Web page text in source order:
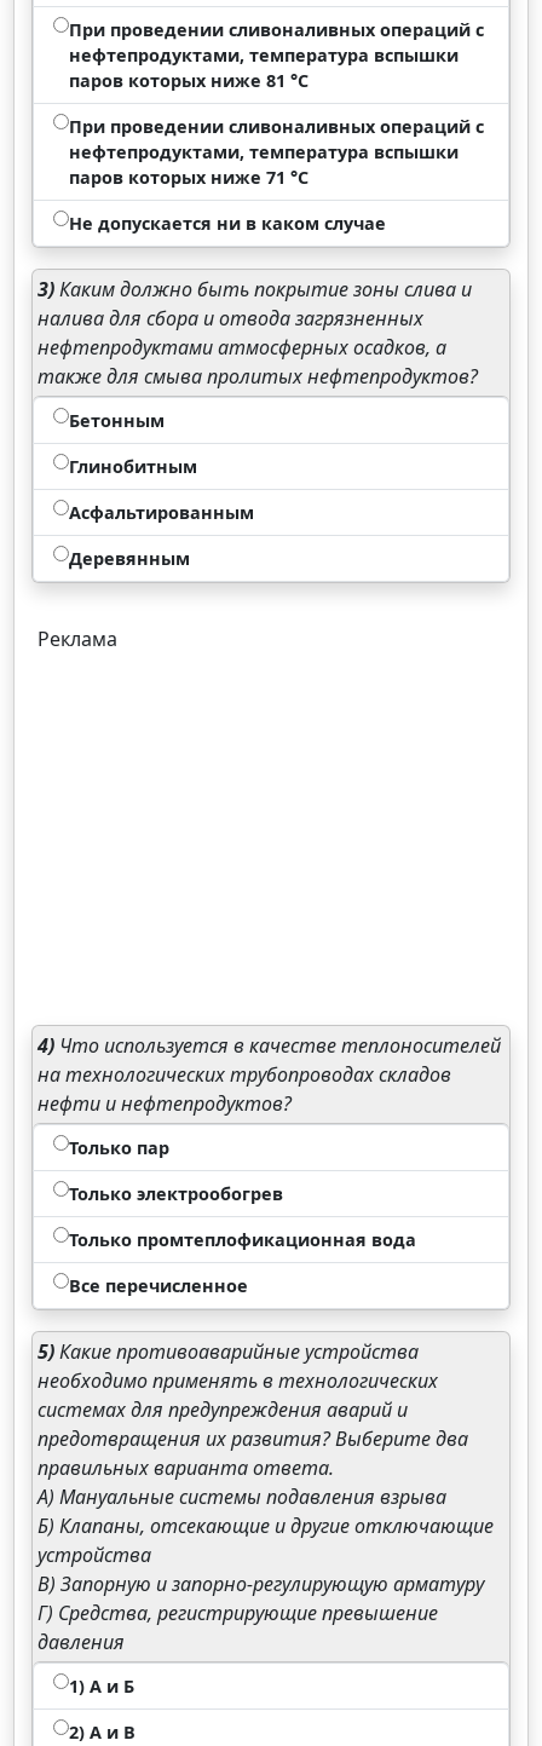
При проведении сливоналивных операций с
нефтепродуктами, температура вспышки
паров которых ниже 81 °C
При проведении сливоналивных операций с
нефтепродуктами, температура вспышки
паров которых ниже 71 °C
Не допускается ни в каком случае
3)Каким должно быть покрытие зоны слива и
налива для сбора и отвода загрязненных
нефтепродуктами атмосферных осадков, а
также для смыва пролитых нефтепродуктов?
Бетонным
Глинобитным
Асфальтированным
Деревянным
Реклама
4) Что используется в качестве теплоносителей
на технологических трубопроводах складов
нефти и нефтепродуктов?
Только пар
Только электрообогрев
Только промтеплофикационная вода
Все перечисленное
5)Какие противоаварийные устройства
необходимо применять в технологических
системах для предупреждения аварий и
предотвращения их развития? Выберите два
правильных варианта ответа.
А) Мануальные системы подавления взрыва
Б) Клапаны, отсекающие и другие отключающие
устройства
В) Запорную и запорно-регулирующую арматуру
Г) Средства, регистрирующие превышение
давления
1) A и Б
2) А и В